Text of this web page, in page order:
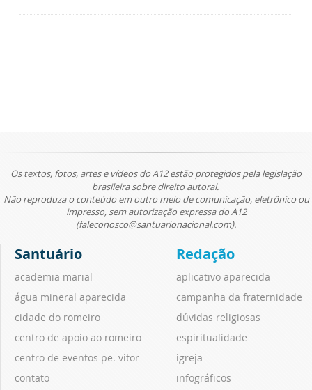
Os textos, fotos, artes e vídeos do A12 estão protegidos pela legislação
brasileira sobre direito autoral.
Não reproduza o conteúdo em outro meio de comunicação, eletrônico ou
impresso, sem autorização expressa do A12
(faleconosco@santuarionacional.com).
Santuário
academia marial
água mineral aparecida
cidade do romeiro
centro de apoio ao romeiro
centro de eventos pe. vitor
contato
Redação
aplicativo aparecida
campanha da fraternidade
dúvidas religiosas
espiritualidade
igreja
infográficos